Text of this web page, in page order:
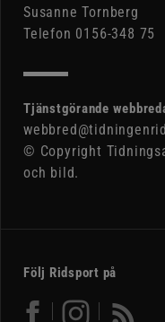
Susanne Tornberg
Telefon 0156-348 75
Tjänstgörande
© Copyright
och bild.
Följ Ridsport på